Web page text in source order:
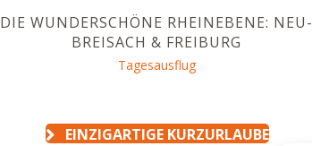
DIE WUNDERSCHÖNE RHEINEBENE: NEU-
BREISACH & FREIBURG
Tagesausflug
EINZIGARTIGE KURZURLAUBE